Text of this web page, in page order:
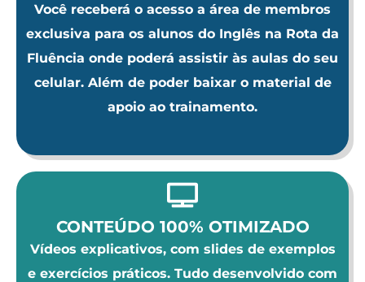
Você receberá o acesso a área de membros
exclusiva para os alunos do Inglês na Rota da
Fluência onde poderá assistir às aulas do seu
celular. Além de poder baixar o material de
apoio ao trainamento.
CONTEÚDO 100% OTIMIZADO
Vídeos explicativos, com slides de exemplos
e exercícios práticos. Tudo desenvolvido com